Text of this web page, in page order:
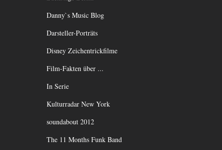
Danny`s Music Blog
Darsteller-Porträts
Disney Zeichentrickfilme
Film-Fakten über ...
In Serie
Kulturradar New York
soundabout 2012
The 11 Months Funk Band